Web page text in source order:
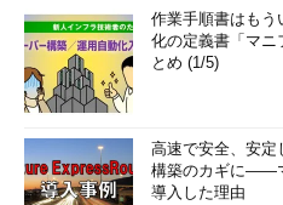
ムを適用するのには［機
938220）
■この記事と関連性の高い別の記
Windows Update／
別対処方法（TIPS）
自動更新で修正プログラム
作業手順書はもう
化の定義書「マニ
とめ (1/5)
高速で安全、安定
構築のカギに――
導入した理由